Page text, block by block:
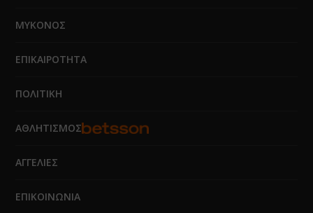
ΜΥΚΟΝΟΣ
ΕΠΙΚΑΙΡΟΤΗΤΑ
ΠΟΛΙΤΙΚΗ
ΑΘΛΗΤΙΣΜΟΣ
ΑΓΓΕΛΙΕΣ
ΕΠΙΚΟΙΝΩΝΙΑ